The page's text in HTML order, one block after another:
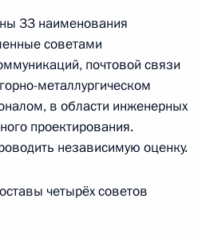
33 наименования
советами
почтовой связи
металлургическом
в области инженерных
проектирования.
независимую оценку.
четырёх советов